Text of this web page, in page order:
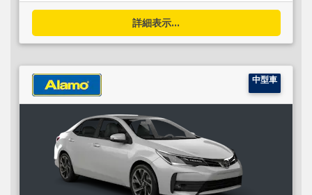
詳細表示...
中型車